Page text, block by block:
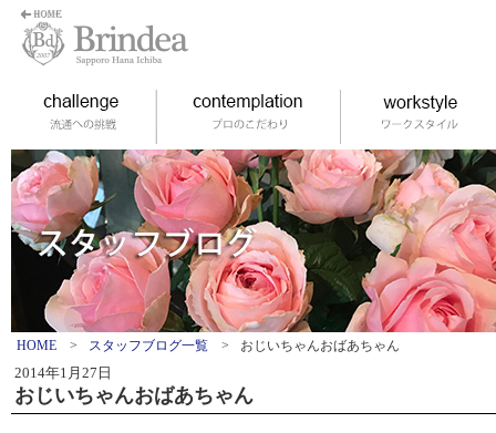
HOME > スタッフブログ一覧 > おじいちゃんおばあちゃん
2014年1月27日
おじいちゃんおばあちゃん